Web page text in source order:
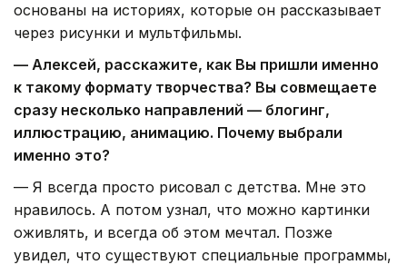
основаны на историях, которые он рассказывает
через рисунки и мультфильмы.
— Алексей, расскажите, как Вы пришли именно
к такому формату творчества? Вы совмещаете
сразу несколько направлений — блогинг,
иллюстрацию, анимацию. Почему выбрали
именно это?
— Я всегда просто рисовал с детства. Мне это
нравилось. А потом узнал, что можно картинки
оживлять, и всегда об этом мечтал. Позже
увидел, что существуют специальные программы,